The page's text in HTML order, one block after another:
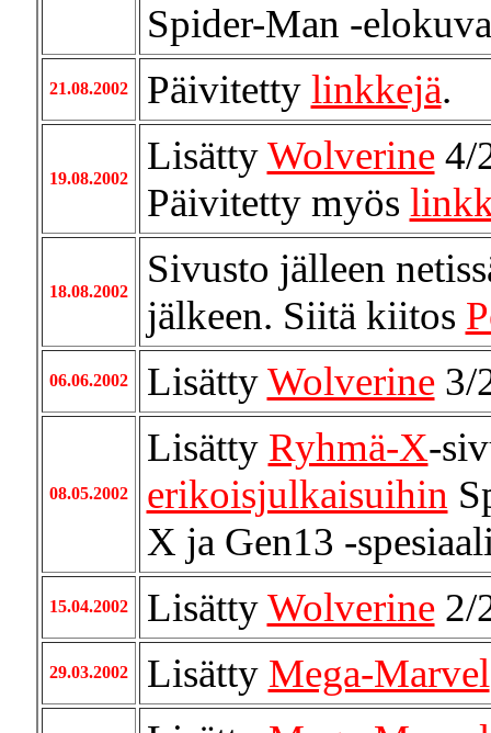
Spider-Man -
21.08.2002 Päivitetty linkkejä.
19.08.2002
LisättyWolverine4/
Päivitetty myös
18.08.2002
Sivusto jälleen
jälkeen. Siitä kiitos
06.06.2002 LisättyWolverine3/
08.05.2002
Lisätty Ryhmä-X-
erikoisjulkaisuihin
X ja Gen13 -
15.04.2002 LisättyWolverine2/
29.03.2002 Lisätty Mega-Marvel